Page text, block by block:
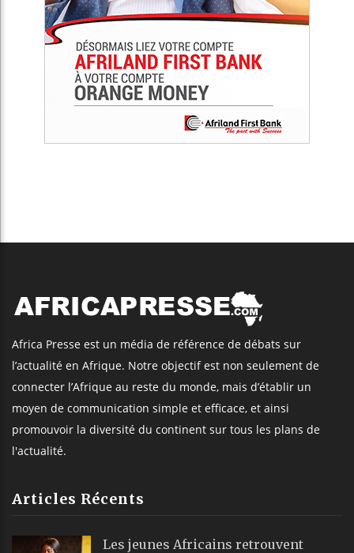
Africa Presse est un média de référence de débats sur
l’actualité en Afrique. Notre objectif est non seulement de
connecter l’Afrique au reste du monde, mais d’établir un
moyen de communication simple et efficace, et ainsi
promouvoir la diversité du continent sur tous les plans de
l'actualité.
Articles Récents
Les jeunes Africains retrouvent